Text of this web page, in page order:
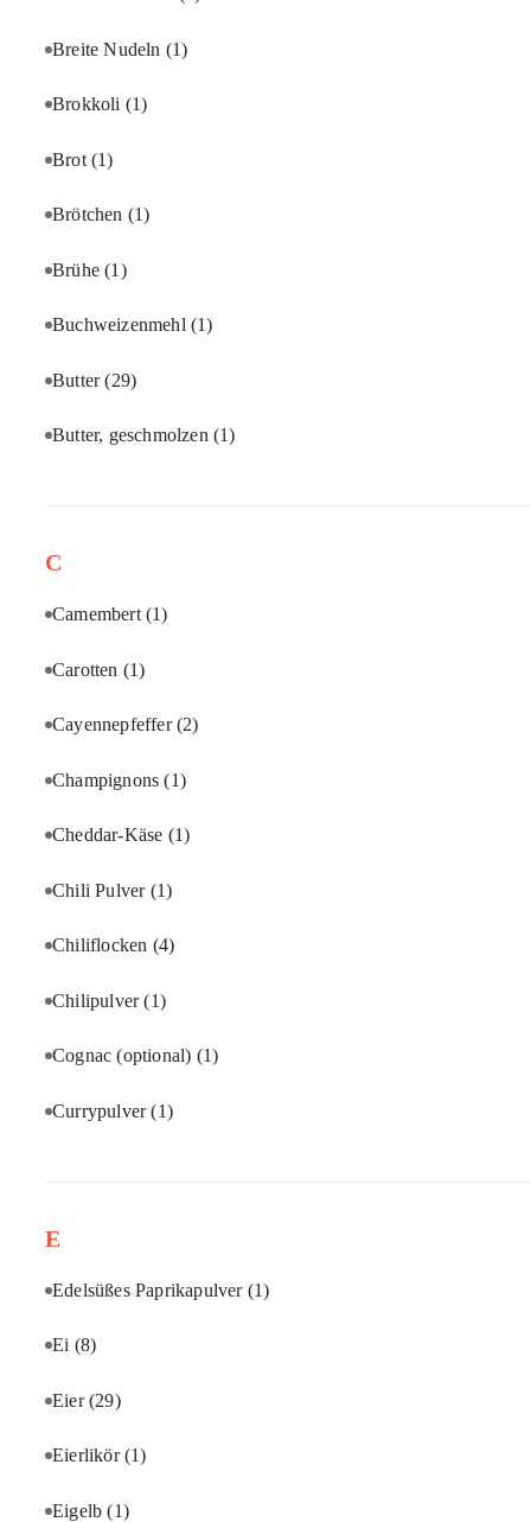
Breite Nudeln (1)
Brokkoli (1)
Brot (1)
Brötchen (1)
Brühe(1)
Buchweizenmehl (1)
Butter(29)
Butter, geschmolzen (1)
C
Camembert (1)
Carotten (1)
Cayennepfeffer(2)
Champignons(1)
Cheddar-Käse (1)
Chili Pulver (1)
Chiliflocken (4)
Chilipulver(1)
Cognac (optional) (1)
Currypulver(1)
E
Edelsüßes Paprikapulver (1)
Ei (8)
Eier(29)
Eierlikör(1)
Eigelb(1)